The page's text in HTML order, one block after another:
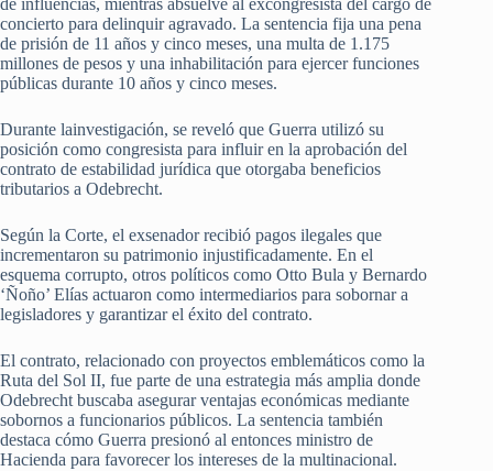
de influencias, mientras absuelve al excongresista del cargo de
concierto para delinquir agravado. La sentencia fija una pena
de prisión de 11 años y cinco meses, una multa de 1.175
millones de pesos y una inhabilitación para ejercer funciones
públicas durante 10 años y cinco meses.
Durante lainvestigación, se reveló que Guerra utilizó su
posición como congresista para influir en la aprobación del
contrato de estabilidad jurídica que otorgaba beneficios
tributarios a Odebrecht.
Según la Corte, el exsenador recibió pagos ilegales que
incrementaron su patrimonio injustificadamente. En el
esquema corrupto, otros políticos como Otto Bula y Bernardo
‘Ñoño’ Elías actuaron como intermediarios para sobornar a
legisladores y garantizar el éxito del contrato.
El contrato, relacionado con proyectos emblemáticos como la
Ruta del Sol II, fue parte de una estrategia más amplia donde
Odebrecht buscaba asegurar ventajas económicas mediante
sobornos a funcionarios públicos. La sentencia también
destaca cómo Guerra presionó al entonces ministro de
Hacienda para favorecer los intereses de la multinacional.